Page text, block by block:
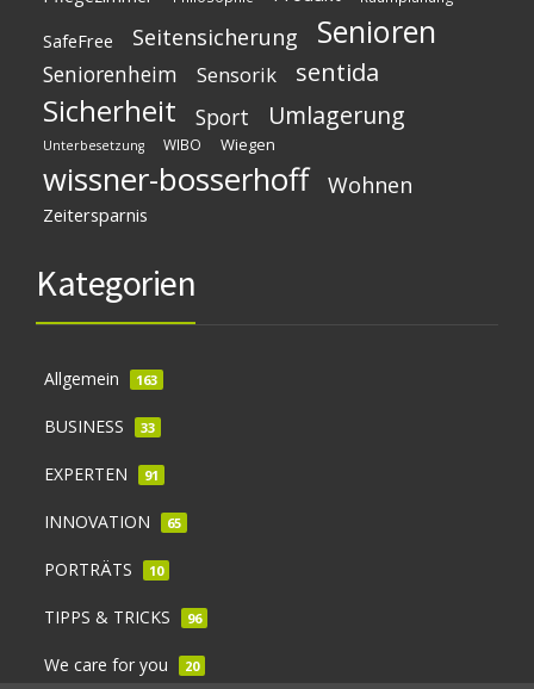
SafeFree Seitensicherung Senioren
Seniorenheim Sensorik sentida
Sicherheit Sport Umlagerung
Unterbesetzung WIBO Wiegen
wissner-bosserhoff Wohnen
Zeitersparnis
Kategorien
Allgemein 163
BUSINESS 33
EXPERTEN 91
INNOVATION 65
PORTRÄTS 10
TIPPS & TRICKS 96
We care for you 20